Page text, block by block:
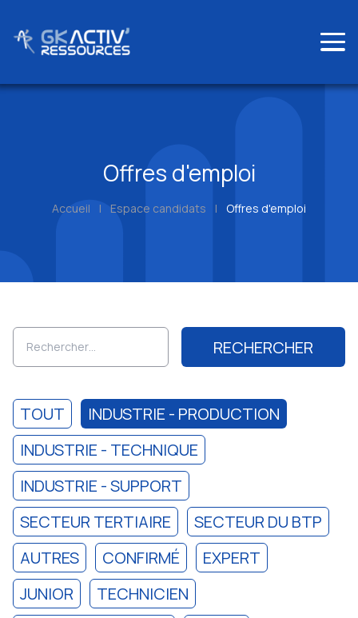
to
Offres d'emploi
Accueil | Espace candidats | Offres d'emploi
Rechercher :
TOUT
INDUSTRIE - PRODUCTION
INDUSTRIE - TECHNIQUE
INDUSTRIE - SUPPORT
SECTEUR TERTIAIRE
SECTEUR DU BTP
AUTRES
CONFIRMÉ
EXPERT
JUNIOR
TECHNICIEN